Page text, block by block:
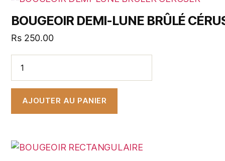
BOUGEOIR DEMI-LUNE BRÛLÉ
Rs 250.00
AJOUTER AU PANIER